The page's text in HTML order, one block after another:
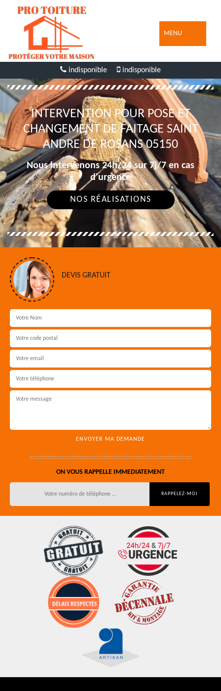
MENU
indisponible indisponible
INTERVENTION POUR POSE ET
CHANGEMENT DE FAITAGE SAINT
ANDRE DE ROSANS 05150
Nous intervenons 24h/24 sur 7j/7 en cas
d'urgence
NOS RÉALISATIONS
DEVIS GRATUIT
ON VOUS RAPPELLE IMMEDIATEMENT